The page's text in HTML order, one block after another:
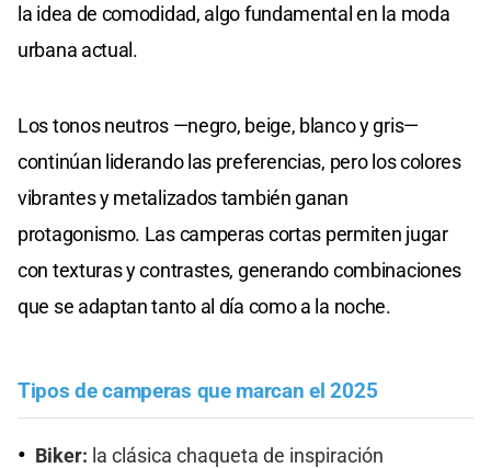
la idea de comodidad, algo fundamental en la moda
urbana actual.
Los tonos neutros —negro, beige, blanco y gris—
continúan liderando las preferencias, pero los colores
vibrantes y metalizados también ganan
protagonismo. Las camperas cortas permiten jugar
con texturas y contrastes, generando combinaciones
que se adaptan tanto al día como a la noche.
Tipos de camperas que marcan el 2025
Biker: la clásica chaqueta de inspiración